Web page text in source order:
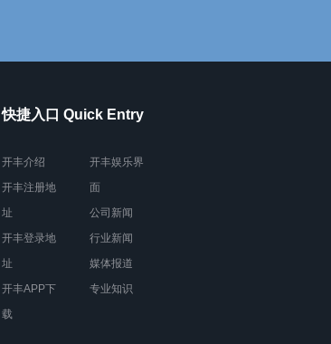
快捷入口 Quick Entry
开丰介绍
开丰注册地
址
开丰登录地
址
开丰APP下
载
开丰娱乐界
面
公司新闻
行业新闻
媒体报道
专业知识